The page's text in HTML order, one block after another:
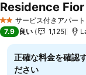
2 ホテルのランク
サービス付きアパート
Residence
7.9 良い 1,125
正確な料金を確認
ださい